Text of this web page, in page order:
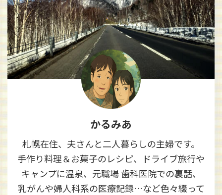
かるみあ
札幌在住、夫さんと二人暮らしの主婦です。
手作り料理＆お菓子のレシピ、ドライブ旅行や
キャンプに温泉、元職場 歯科医院での裏話、
乳がんや婦人科系の医療記録…など色々綴って